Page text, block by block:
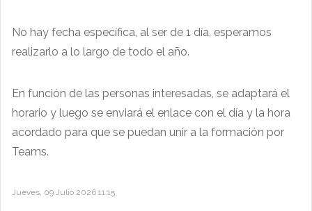
No hay fecha específica, al ser de 1 día, esperamos
realizarlo a lo largo de todo el año.
En función de las personas interesadas, se adaptará el
horario y luego se enviará el enlace con el día y la hora
acordado para que se puedan unir a la formación por
Teams.
Jueves, 09 Julio 2026 11:15